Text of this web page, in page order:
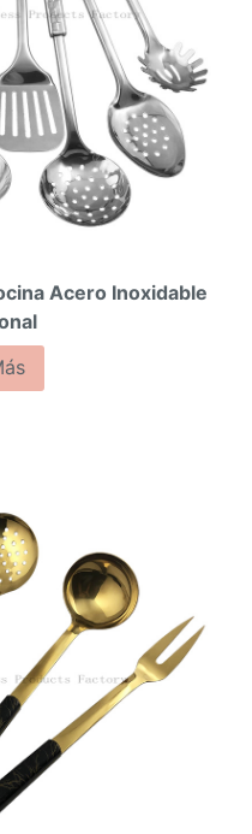
Acero Inoxidable